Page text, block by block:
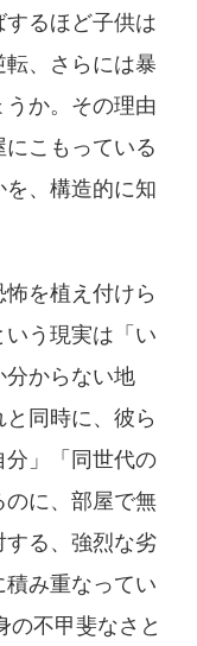
るほど子供は
、さらには暴
か。その理由
こもっている
、構造的に知
を植え付けら
う現実は「い
分からない地
同時に、彼ら
」「同世代の
に、部屋で無
る、強烈な劣
み重なってい
の不甲斐なさと